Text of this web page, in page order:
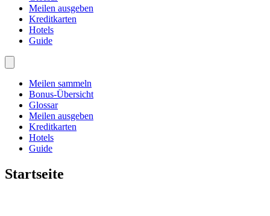
Meilen ausgeben
Kreditkarten
Hotels
Guide
Meilen sammeln
Bonus-Übersicht
Glossar
Meilen ausgeben
Kreditkarten
Hotels
Guide
Startseite